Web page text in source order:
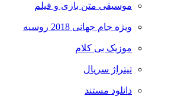
موسیقی متن بازی و فیلم
ویژه جام جهانی 2018 روسیه
موزیک بی کلام
تیتراژ سریال
دانلود مستند